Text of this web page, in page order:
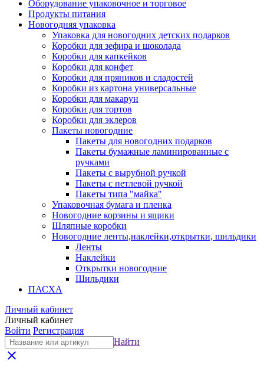
Оборудование упаковочное и торговое
Продукты питания
Новогодняя упаковка
Упаковка для новогодних детских подарков
Коробки для зефира и шоколада
Коробки для капкейков
Коробки для конфет
Коробки для пряников и сладостей
Коробки из картона универсальные
Коробки для макарун
Коробки для тортов
Коробки для эклеров
Пакеты новогодние
Пакеты для новогодних подарков
Пакеты бумажные ламинированные с
ручками
Пакеты с вырубной ручкой
Пакеты с петлевой ручкой
Пакеты типа "майка"
Упаковочная бумага и пленка
Новогодние корзины и ящики
Шляпные коробки
Новогодние ленты,наклейки,открытки, шильдики
Ленты
Наклейки
Открытки новогодние
Шильдики
ПАСХА
Личный кабинет
Личный кабинет
Войти Регистрация
Найти
close